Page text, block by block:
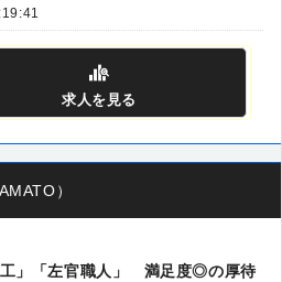
求人を見る
）
工」「左官職人」 満足度◎の厚待